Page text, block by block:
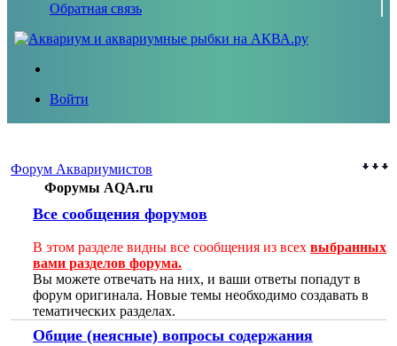
Обратная связь
Войти
Форум Аквариумистов
Форумы AQA.ru
Все сообщения форумов
В этом разделе видны все сообщения из всех выбранных
вами разделов форума.
Вы можете отвечать на них, и ваши ответы попадут в
форум оригинала. Новые темы необходимо создавать в
тематических разделах.
Общие (неясные) вопросы содержания